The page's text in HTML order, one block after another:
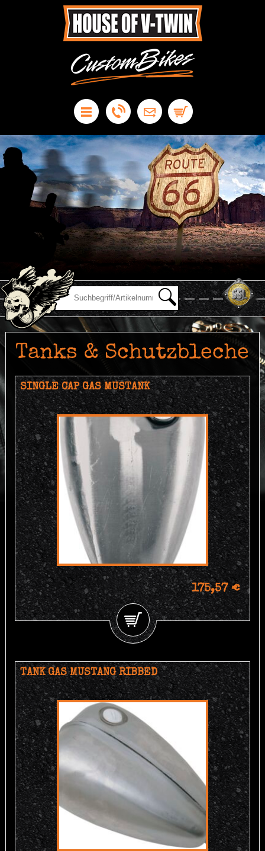
Tanks & Schutzbleche
SINGLE CAP GAS MUSTANK
175,57 €
TANK GAS MUSTANG RIBBED